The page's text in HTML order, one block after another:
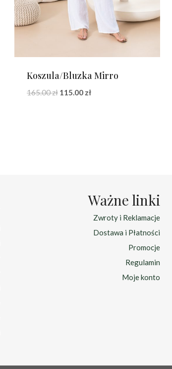
Koszula/Bluzka Mirro
165.00zł Pierwotna
115.00 złAktualna
Ważne linki
Zwroty i Reklamacje
Dostawa i Płatności
Promocje
Regulamin
Moje konto